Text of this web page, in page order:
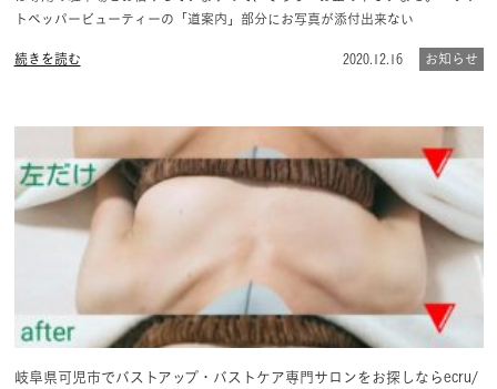
トペッパービューティーの「道案内」部分にお写真が添付出来ない
続きを読む 2020.12.16 お知らせ
岐阜県可児市でバストアップ・バストケア専門サロンをお探しならecru/